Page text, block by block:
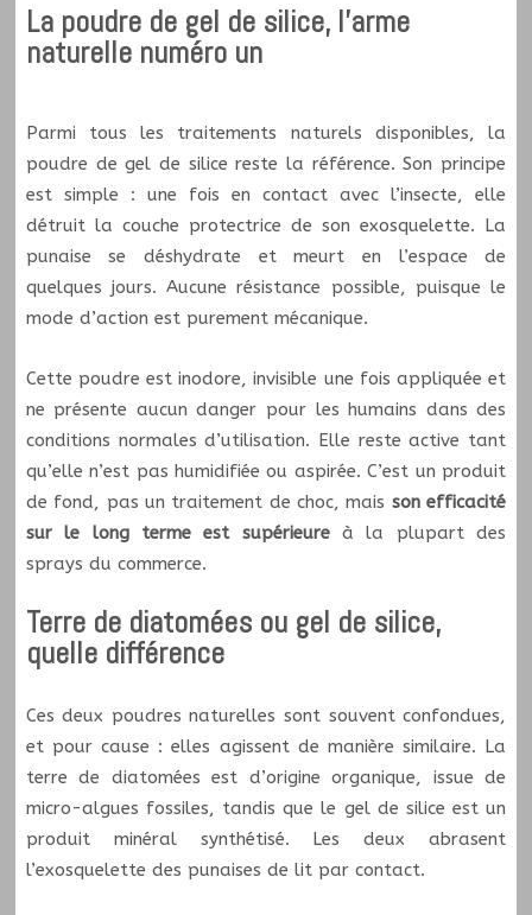
La poudre de gel de silice, l’arme
naturelle numéro un
Parmi tous les traitements naturels disponibles, la
poudre de gel de silice reste la référence. Son principe
est simple : une fois en contact avec l’insecte, elle
détruit la couche protectrice de son exosquelette. La
punaise se déshydrate et meurt en l’espace de
quelques jours. Aucune résistance possible, puisque le
mode d’action est purement mécanique.
Cette poudre est inodore, invisible une fois appliquée et
ne présente aucun danger pour les humains dans des
conditions normales d’utilisation. Elle reste active tant
qu’elle n’est pas humidifiée ou aspirée. C’est un produit
de fond, pas un traitement de choc, mais son efficacité
sur le long terme est supérieureà la plupart des
sprays du commerce.
Terre de diatomées ou gel de silice,
quelle différence
Ces deux poudres naturelles sont souvent confondues,
et pour cause : elles agissent de manière similaire. La
terre de diatomées est d’origine organique, issue de
micro-algues fossiles, tandis que le gel de silice est un
produit minéral synthétisé. Les deux abrasent
l’exosquelette des punaises de lit par contact.